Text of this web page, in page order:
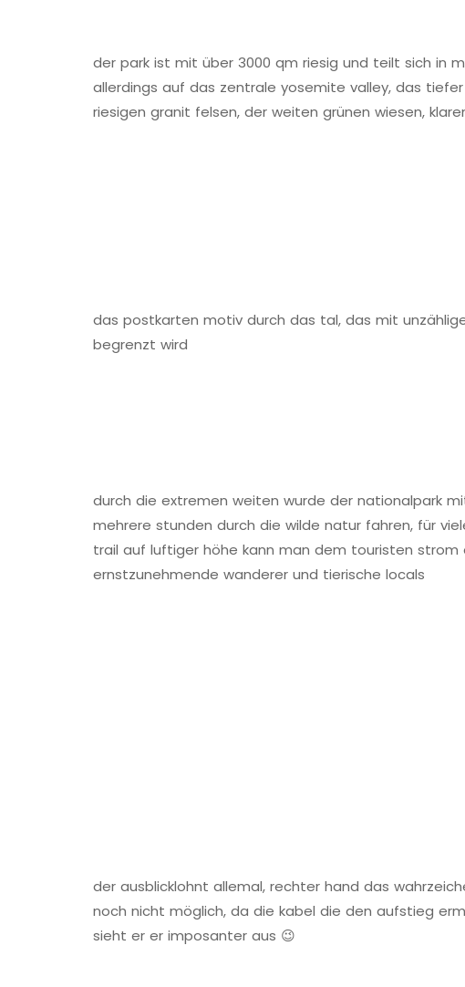
der park ist mit über 3000 qm riesig und teilt sich in
allerdings auf das zentrale yosemite valley, das
riesigen granit felsen, der weiten grünen wiesen,
das postkarten motiv durch das tal, das mit
begrenzt wird
durch die extremen weiten wurde der nationalpark
mehrere stunden durch die wilde natur fahren, für
trail auf luftiger höhe kann man dem touristen
ernstzunehmende wanderer und tierische locals
der ausblicklohnt allemal, rechter hand das
noch nicht möglich, da die kabel die den aufstieg
sieht er er imposanter aus 😉